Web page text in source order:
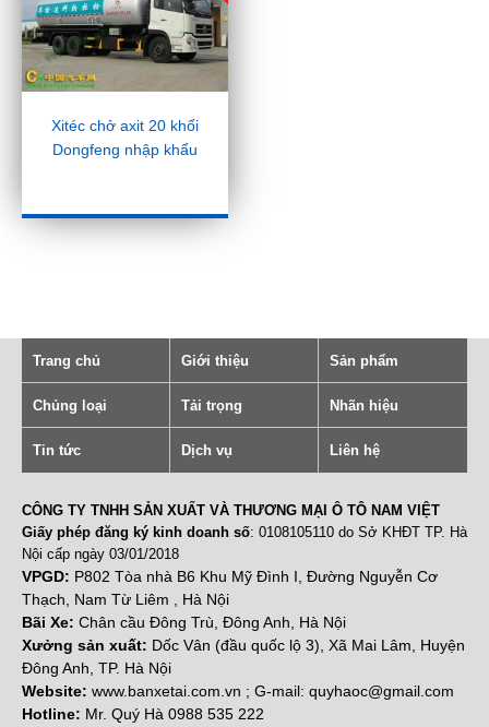
Xitéc chở axit 20 khối
Dongfeng nhập khẩu
Trang chủ Giới thiệu Sản phẩm
Chủng loại Tải trọng Nhãn hiệu
Tin tức Dịch vụ Liên hệ
CÔNG TY TNHH SẢN XUẤT VÀ THƯƠNG MẠI Ô TÔ NAM VIỆT
Giấy phép đăng ký kinh doanh số: 0108105110 do Sở KHĐT TP. Hà
Nội cấp ngày 03/01/2018
VPGD: P802 Tòa nhà B6 Khu Mỹ Đình I, Đường Nguyễn Cơ
Thạch, Nam Từ Liêm , Hà Nội
Bãi Xe: Chân cầu Đông Trù, Đông Anh, Hà Nội
Xưởng sản xuất: Dốc Vân (đầu quốc lộ 3), Xã Mai Lâm, Huyện
Đông Anh, TP. Hà Nội
Website: www.banxetai.com.vn ; G-mail: quyhaoc@gmail.com
Hotline: Mr. Quý Hà 0988 535 222